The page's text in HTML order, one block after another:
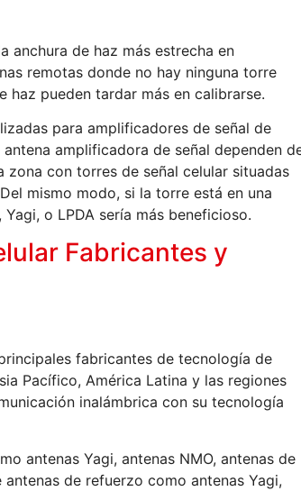
anchura de haz más estrecha en
remotas donde no hay ninguna torre
pueden tardar más en calibrarse.
para amplificadores de señal de
amplificadora de señal dependen
zona con torres de señal celular situadas
mismo modo, si la torre está en una
o LPDA sería más beneficioso.
Fabricantes y
fabricantes de tecnología de
Pacífico, América Latina y las regiones
inalámbrica con su tecnología
antenas Yagi, antenas NMO, antenas de
de refuerzo como antenas Yagi,